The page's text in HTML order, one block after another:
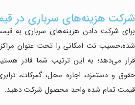
شرکت هزینه‌های سرباری در
برای شرکت دادن هزینه‌های سرباری به
شده،حسیب نت امکانی را تحت عنوان مراکز
قرار می‌دهد؛ به این ترتیب شما قادر
حقوق و دستمزد، اجاره محل، گمرکات،
قیمت تمام شده واحد محصول شرکت دهید.